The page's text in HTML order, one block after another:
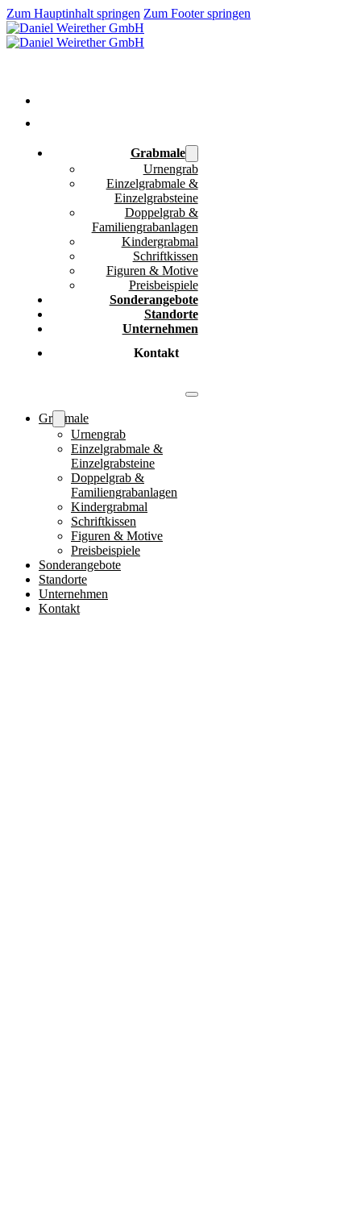
Zum Hauptinhalt springen Zum Footer springen
Grabmale
Urnengrab
Einzelgrabmale &
Einzelgrabsteine
Doppelgrab &
Familiengrabanlagen
Kindergrabmal
Schriftkissen
Figuren & Motive
Preisbeispiele
Sonderangebote
Standorte
Unternehmen
Kontakt
Grabmale
Urnengrab
Einzelgrabmale &
Einzelgrabsteine
Doppelgrab &
Familiengrabanlagen
Kindergrabmal
Schriftkissen
Figuren & Motive
Preisbeispiele
Sonderangebote
Standorte
Unternehmen
Kontakt